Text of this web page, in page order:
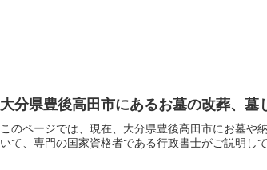
大分県豊後高田市にあるお墓の改葬、墓
このページでは、現在、大分県豊後高田市にお墓や
いて、専門の国家資格者である行政書士がご説明して